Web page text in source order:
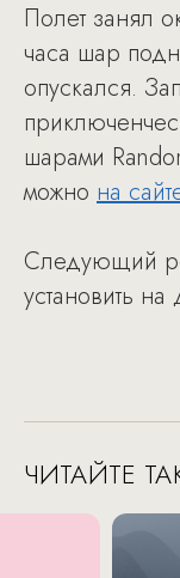
Полет занял
часа шар
опускался.
шарами
можно на
Следующий
установить
ЧИТАЙТЕ